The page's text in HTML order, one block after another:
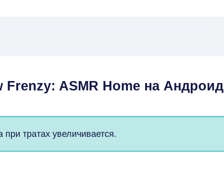
Frenzy: ASMR Home на Андроид
тратах увеличивается.